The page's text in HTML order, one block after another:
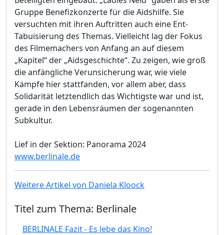
Gruppe Benefizkonzerte für die Aidshilfe. Sie
versuchten mit ihren Auftritten auch eine Ent-
Tabuisierung des Themas. Vielleicht lag der Fokus
des Filmemachers von Anfang an auf diesem
„Kapitel“ der „Aidsgeschichte“. Zu zeigen, wie groß
die anfängliche Verunsicherung war, wie viele
Kämpfe hier stattfanden, vor allem aber, dass
Solidarität letztendlich das Wichtigste war und ist,
gerade in den Lebensräumen der sogenannten
Subkultur.
Lief in der Sektion: Panorama 2024
www.berlinale.de
Weitere Artikel von Daniela Kloock
Titel zum Thema: Berlinale
BERLINALE Fazit - Es lebe das Kino!